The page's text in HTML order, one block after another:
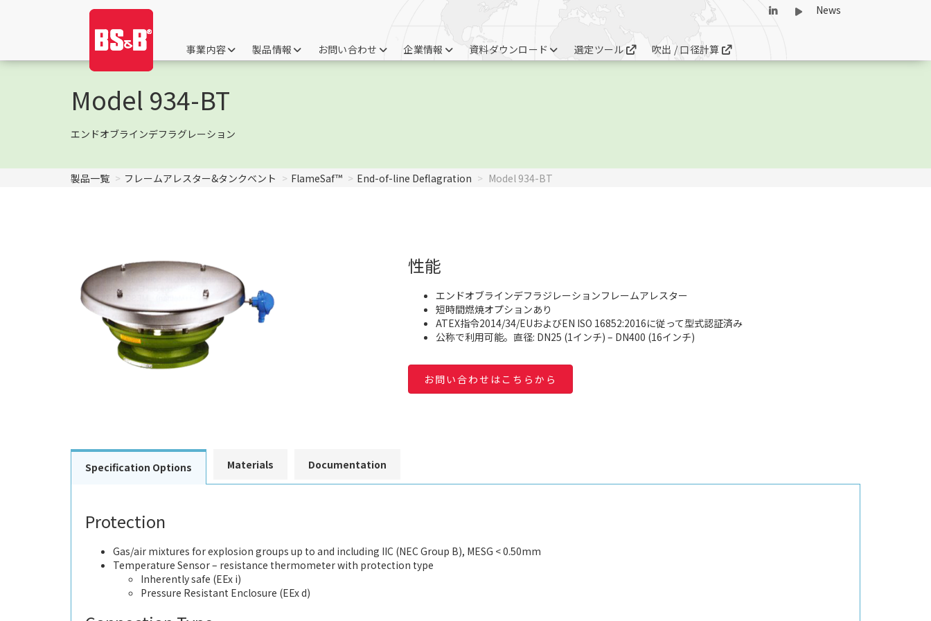
News
事業内容 製品情報 お問い合わせ 企業情報 資料ダウンロード 選定ツール 吹出 / 口径計算
Model 934-BT
エンドオブラインデフラグレーション
製品一覧 フレームアレスター&タンクベント FlameSaf™ End-of-line Deflagration Model 934-BT
性能
エンドオブラインデフラジレーションフレームアレスター
短時間燃焼オプションあり
ATEX指令2014/34/EUおよびEN ISO 16852:2016に従って型式認証済み
公称で利用可能。直径: DN25 (1インチ) – DN400 (16インチ)
お問い合わせはこちらから
Specification Options
Protection
Gas/air mixtures for explosion groups up to and including IIC (NEC Group B), MESG < 0.50mm
Temperature Sensor – resistance thermometer with protection type
Inherently safe (EEx i)
Pressure Resistant Enclosure (EEx d)
Materials Documentation